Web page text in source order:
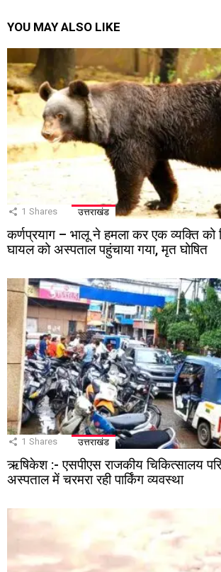
YOU MAY ALSO LIKE
1 Shares उत्तराखंड
कर्णप्रयाग – भालू ने हमला कर एक व्यक्ति को
घायल को अस्पताल पहुंचाया गया, मृत घोषित
1 Shares उत्तराखंड
ऋषिकेश :- एसपीएस राजकीय चिकित्सालय
अस्पताल में चरमरा रही पार्किंग व्यवस्था